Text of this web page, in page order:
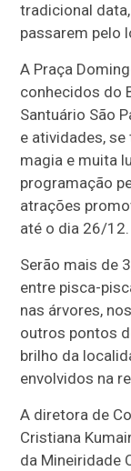
tradicional
passarem pelo
A Praça
conhecidos do
Santuário São
e atividades,
magia e muita
programação
atrações
até o dia 26/12.
Serão mais de
entre pisca-
nas árvores,
outros pontos
brilho da
envolvidos na
A diretora de
Cristiana
da Mineiridade